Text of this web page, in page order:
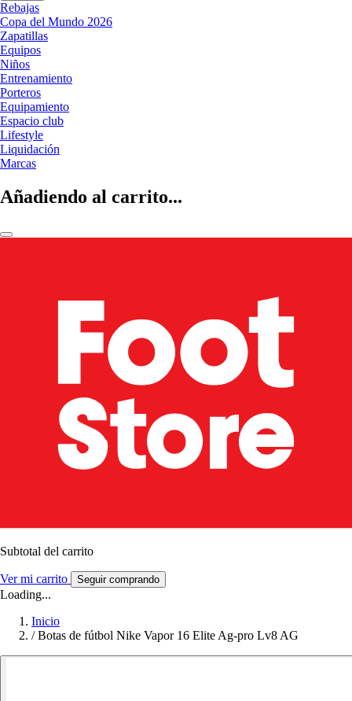
Rebajas
Copa del Mundo 2026
Zapatillas
Equipos
Niños
Entrenamiento
Porteros
Equipamiento
Espacio club
Lifestyle
Liquidación
Marcas
Añadiendo al carrito...
Subtotal del carrito
Ver mi carrito Seguir comprando
Loading...
Inicio
/ Botas de fútbol Nike Vapor 16 Elite Ag-pro Lv8 AG